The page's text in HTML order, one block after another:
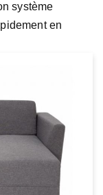
système
en